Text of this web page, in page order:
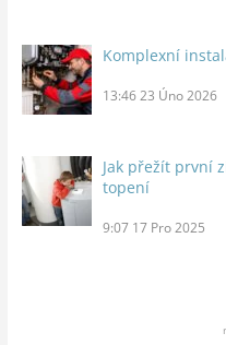
Komplexní
13:46 23 Úno 2026
Jak přežít první
topení
9:07 17 Pro 2025